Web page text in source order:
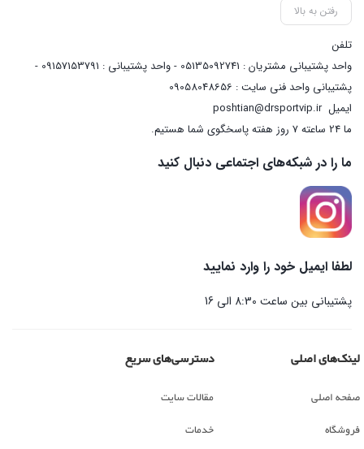
رفتن به بالا
تلفن
واحد پشتیبانی مشتریان : 05135092741 - واحد پشتیبانی : 09157153791 -
پشتیبانی واحد فنی سایت : 09058048656
ایمیلposhtian@drsportvip.ir
ما 24 ساعته 7 روز هفته پاسخگوی شما هستیم.
ما را در شبکه‌های اجتماعی دنبال کنید
لطفا ایمیل خود را وارد نمایید
پشتیبانی بین ساعت 8:30 الی 16
لینک‌های اصلی
صفحه اصلی
فروشگاه
دسترسی‌های سریع
مقالات سایت
خدمات